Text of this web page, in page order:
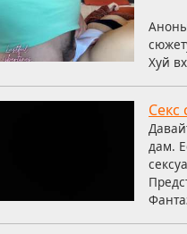
Хуй
дам.